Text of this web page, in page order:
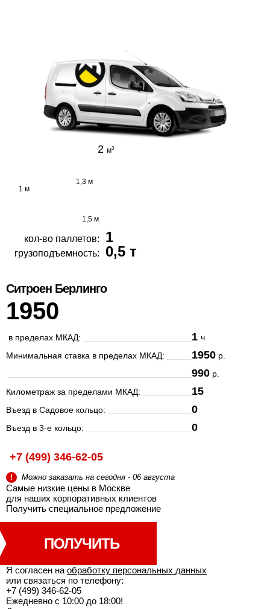
2 м3
1 м
1,3 м
1,5 м
кол-во паллетов: 1
грузоподъемность: 0,5 т
Ситроен Берлинго
1950
в пределах МКАД: 1ч
Минимальная ставка в пределах МКАД:
1950 р.
990 р.
Километраж за пределами МКАД:
15
Въезд в Садовое кольцо: 0
Въезд в 3-е кольцо: 0
+7 (499) 346-62-05
! Можно заказать на сегодня - 06 августа
Самые низкие цены в Москве
для наших корпоративных клиентов
Получить специальное предложение
ПОЛУЧИТЬ
Я согласен на обработку персональных данных
или связаться по телефону:
+7 (499) 346-62-05
Ежедневно с 10:00 до 18:00!